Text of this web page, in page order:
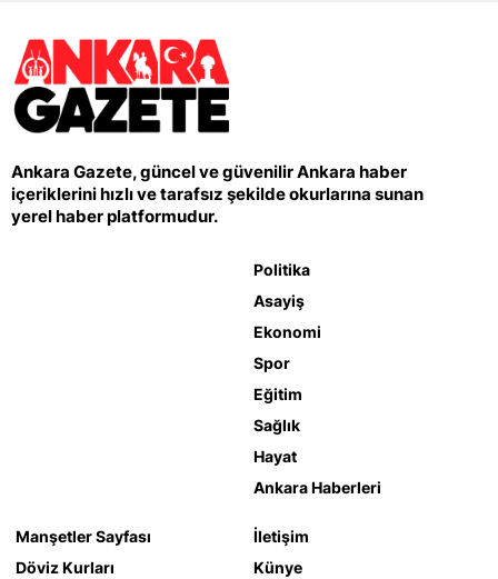
Ankara Gazete, güncel ve güvenilir Ankara haber
içeriklerini hızlı ve tarafsız şekilde okurlarına sunan
yerel haber platformudur.
Politika
Asayiş
Ekonomi
Spor
Eğitim
Sağlık
Hayat
Ankara Haberleri
Manşetler Sayfası
Döviz Kurları
İletişim
Künye